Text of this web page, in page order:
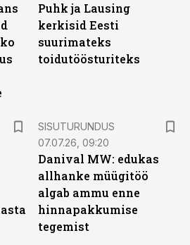
Puhk ja Lausing
kerkisid Eesti
suurimateks
toidutöösturiteks
SISUTURUNDUS
07.07.26, 09:20
Danival MW: edukas
allhanke müügitöö
algab ammu enne
hinnapakkumise
tegemist